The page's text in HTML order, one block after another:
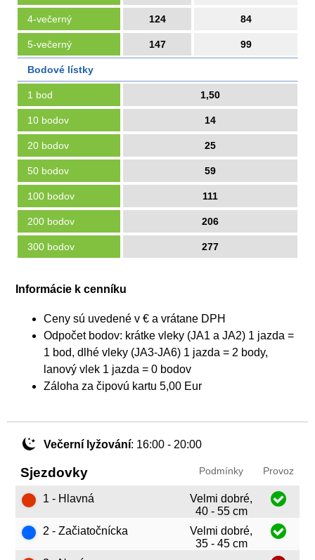
4-večerný 124 84
5-večerný 147 99
Bodové lístky
1 bod 1,50
10 bodov 14
20 bodov 25
50 bodov 59
100 bodov 111
200 bodov 206
300 bodov 277
Informácie k cenníku
Ceny sú uvedené v € a vrátane DPH
Odpočet bodov: krátke vleky (JA1 a JA2) 1 jazda =
1 bod, dlhé vleky (JA3-JA6) 1 jazda = 2 body,
lanový vlek 1 jazda = 0 bodov
Záloha za čipovú kartu 5,00 Eur
Večerní lyžování: 16:00 - 20:00
Sjezdovky Podmínky Provoz
1 - Hlavná
Velmi dobré,
40 - 55 cm
2 - Začiatočnícka
Velmi dobré,
35 - 45 cm